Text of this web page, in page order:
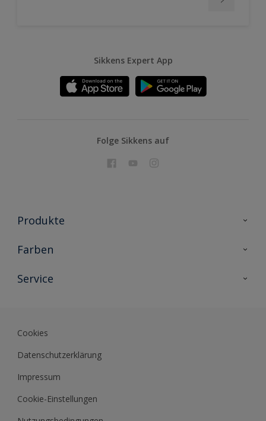
Sikkens Expert App
Folge Sikkens auf
Produkte
Holzschutz
Metallschutz
Farben
Farbkollektionen
Farb-Tools
Service
Sikkens Akademie
Datenblätter
Cookies
Datenschutzerklärung
Impressum
Cookie-Einstellungen